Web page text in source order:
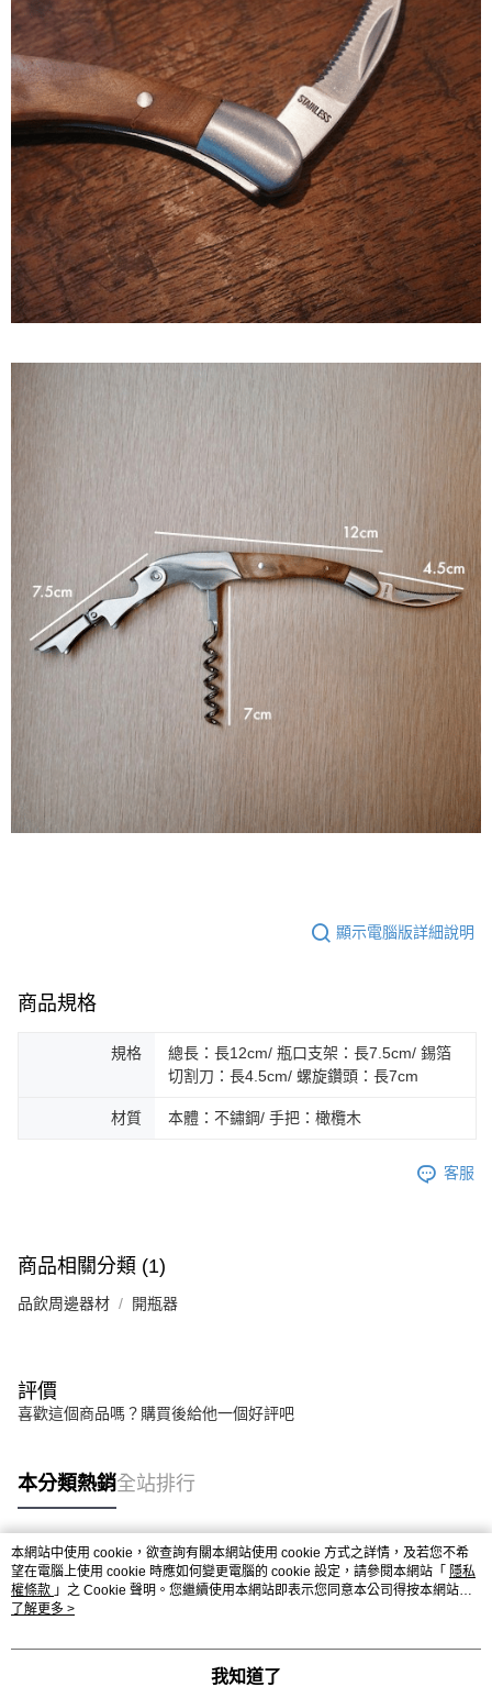
顯示電腦版詳細說明
商品規格
規格
總長：長12cm/ 瓶口支架：長7.5cm/ 錫箔
切割刀：長4.5cm/ 螺旋鑽頭：長7cm
材質 本體：不鏽鋼/ 手把：橄欖木
客服
商品相關分類 (1)
品飲周邊器材 開瓶器
評價
喜歡這個商品嗎？購買後給他一個好評吧
本分類熱銷全站排行
熱門標籤
本網站中使用 cookie，欲查詢有關本網站使用 cookie 方式之詳情，及若您不希
望在電腦上使用 cookie 時應如何變更電腦的 cookie 設定，請參閱本網站「 隱私
權條款 」之 Cookie 聲明。您繼續使用本網站即表示您同意本公司得按本網站使
用條款之 Cookie 聲明使用 cookie。
了解更多 >
我知道了